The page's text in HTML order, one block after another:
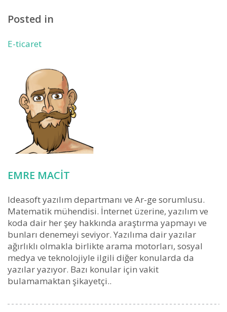
Posted in
E-ticaret
EMRE MACIT
Ideasoft yazılım departmanı ve Ar-ge sorumlusu.
Matematik mühendisi. İnternet üzerine, yazılım ve
koda dair her şey hakkında araştırma yapmayı ve
bunları denemeyi seviyor. Yazılıma dair yazılar
ağırlıklı olmakla birlikte arama motorları, sosyal
medya ve teknolojiyle ilgili diğer konularda da
yazılar yazıyor. Bazı konular için vakit
bulamamaktan şikayetçi..